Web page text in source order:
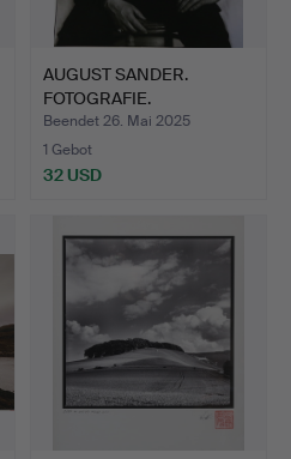
AUGUST SANDER.
FOTOGRAFIE.
Beendet 26. Mai 2025
1 Gebot
32 USD